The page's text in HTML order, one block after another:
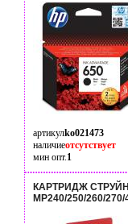
артикулko021473
наличиеотсутствует
мин опт.1
КАРТРИДЖ
МР240/250/260/270/